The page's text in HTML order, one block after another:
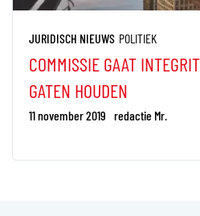
JURIDISCH NIEUWS POLITIEK
COMMISSIE GAAT
GATEN HOUDEN
11 november 2019 redactie Mr.